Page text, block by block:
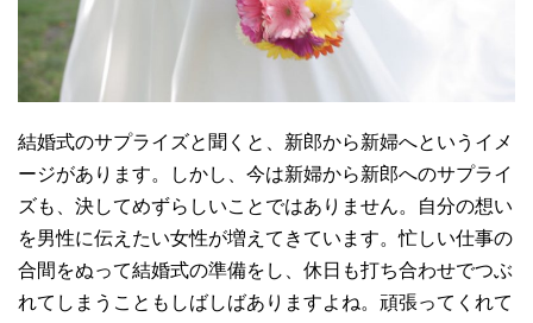
結婚式のサプライズと聞くと、新郎から新婦へというイメ
ージがあります。しかし、今は新婦から新郎へのサプライ
ズも、決してめずらしいことではありません。自分の想い
を男性に伝えたい女性が増えてきています。忙しい仕事の
合間をぬって結婚式の準備をし、休日も打ち合わせでつぶ
れてしまうこともしばしばありますよね。頑張ってくれて